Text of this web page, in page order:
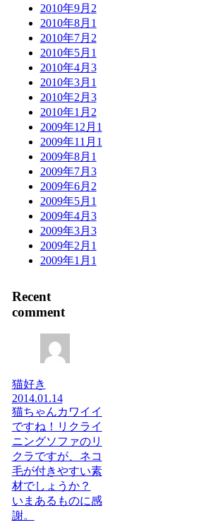
2010年9月 2
2010年8月 1
2010年7月 2
2010年5月 1
2010年4月 3
2010年3月 1
2010年2月 3
2010年1月 2
2009年12月 1
2009年11月 1
2009年8月 1
2009年7月 3
2009年6月 2
2009年5月 1
2009年4月 3
2009年3月 3
2009年2月 1
2009年1月 1
Recent
comment
猫好き
2014.01.14
猫ちゃんカワイイ
ですね！リクライ
ニングソファのリ
クラですが、ネコ
毛が付きやすい素
材でしょうか？
いまあるものに感
謝。